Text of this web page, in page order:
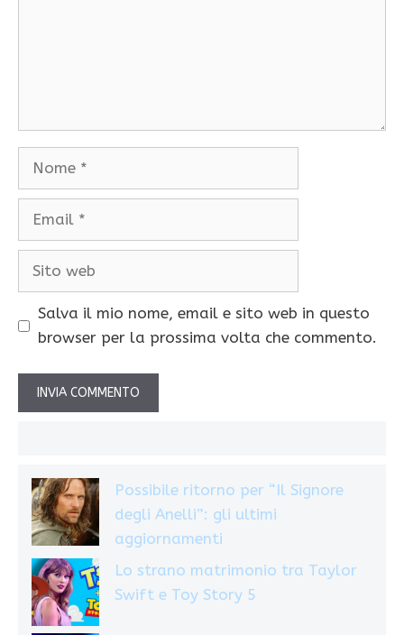
Nome
Email
Sito
Salva il mio nome, email e sito web in questo
browser per la prossima volta che commento.
Possibile ritorno per “Il Signore
degli Anelli”: gli ultimi
aggiornamenti
Lo strano matrimonio tra Taylor
Swift e Toy Story 5